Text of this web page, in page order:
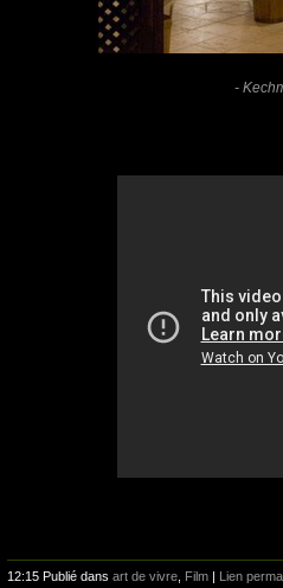
-
12:15 Publié dans art de vivre, Film Lien